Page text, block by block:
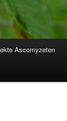
Ascomyzeten